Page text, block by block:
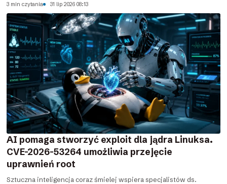
3 min czytania 31 lip 2026 08:13
AI pomaga stworzyć exploit dla jądra Linuksa.
CVE-2026-53264 umożliwia przejęcie
uprawnień root
Sztuczna inteligencja coraz śmielej wspiera specjalistów ds.